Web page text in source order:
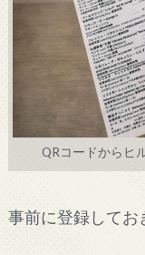
QRコードからヒ
事前に登録してお